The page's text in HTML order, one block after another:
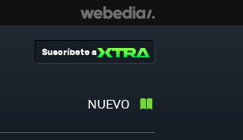
NUEVO
Suscríbete a